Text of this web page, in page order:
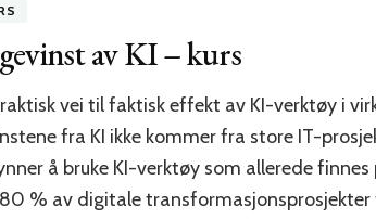
av KI – kurs
vei til faktisk effekt av KI-verktøy i
fra KI ikke kommer fra store IT-
å bruke KI-verktøy som allerede
% av digitale transformasjonsprosjekter